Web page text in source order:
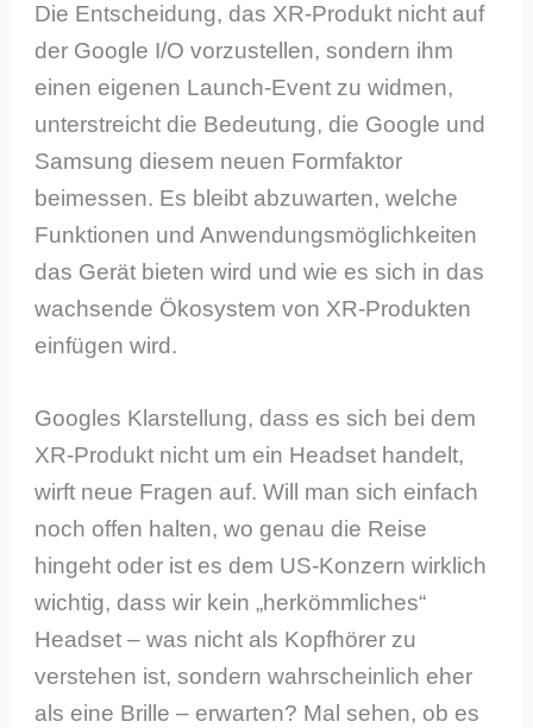
Die Entscheidung, das XR-Produkt nicht auf
der Google I/O vorzustellen, sondern ihm
einen eigenen Launch-Event zu widmen,
unterstreicht die Bedeutung, die Google und
Samsung diesem neuen Formfaktor
beimessen. Es bleibt abzuwarten, welche
Funktionen und Anwendungsmöglichkeiten
das Gerät bieten wird und wie es sich in das
wachsende Ökosystem von XR-Produkten
einfügen wird.
Googles Klarstellung, dass es sich bei dem
XR-Produkt nicht um ein Headset handelt,
wirft neue Fragen auf. Will man sich einfach
noch offen halten, wo genau die Reise
hingeht oder ist es dem US-Konzern wirklich
wichtig, dass wir kein „herkömmliches“
Headset – was nicht als Kopfhörer zu
verstehen ist, sondern wahrscheinlich eher
als eine Brille – erwarten? Mal sehen, ob es